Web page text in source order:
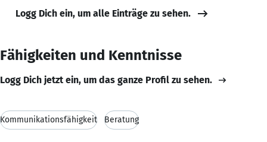
Logg Dich ein, um alle Einträge zu sehen.
Fähigkeiten und Kenntnisse
Logg Dich jetzt ein, um das ganze Profil zu sehen.
Kommunikationsfähigkeit Beratung